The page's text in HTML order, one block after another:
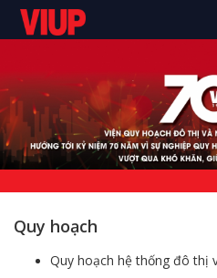
Quy hoạch
Quy hoạch hệ thống đô thị